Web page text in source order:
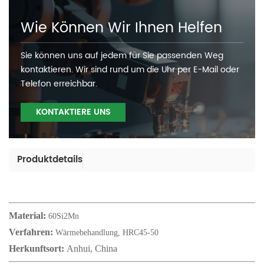
Wie Können Wir Ihnen Helfen
Sie können uns auf jedem für Sie passenden Weg
kontaktieren. Wir sind rund um die Uhr per E-Mail oder
Telefon erreichbar.
KONTAKTIERE UNS
Produktdetails
Material: 60Si2Mn
Verfahren: Wärmebehandlung, HRC45-50
Herkunftsort: Anhui, China